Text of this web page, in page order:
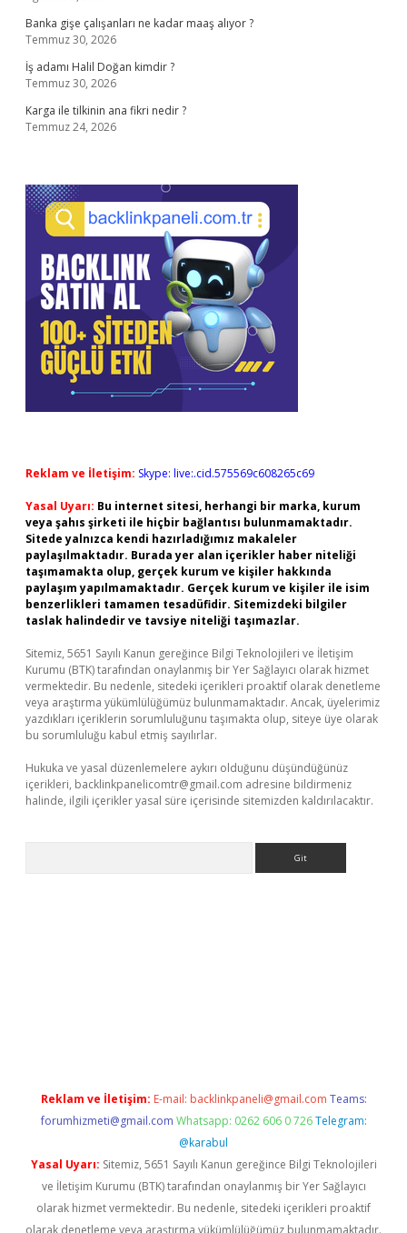
Banka gişe çalışanları ne kadar maaş alıyor ?
Temmuz 30, 2026
İş adamı Halil Doğan kimdir ?
Temmuz 30, 2026
Karga ile tilkinin ana fikri nedir ?
Temmuz 24, 2026
Reklam ve İletişim: Skype: live:.cid.575569c608265c69
Yasal Uyarı: Bu internet sitesi, herhangi bir marka, kurum
veya şahıs şirketi ile hiçbir bağlantısı bulunmamaktadır.
Sitede yalnızca kendi hazırladığımız makaleler
paylaşılmaktadır. Burada yer alan içerikler haber niteliği
taşımamakta olup, gerçek kurum ve kişiler hakkında
paylaşım yapılmamaktadır. Gerçek kurum ve kişiler ile isim
benzerlikleri tamamen tesadüfidir. Sitemizdeki bilgiler
taslak halindedir ve tavsiye niteliği taşımazlar.
Sitemiz, 5651 Sayılı Kanun gereğince Bilgi Teknolojileri ve İletişim
Kurumu (BTK) tarafından onaylanmış bir Yer Sağlayıcı olarak hizmet
vermektedir. Bu nedenle, sitedeki içerikleri proaktif olarak denetleme
veya araştırma yükümlülüğümüz bulunmamaktadır. Ancak, üyelerimiz
yazdıkları içeriklerin sorumluluğunu taşımakta olup, siteye üye olarak
bu sorumluluğu kabul etmiş sayılırlar.
Hukuka ve yasal düzenlemelere aykırı olduğunu düşündüğünüz
içerikleri, backlinkpanelicomtr@gmail.com adresine bildirmeniz
halinde, ilgili içerikler yasal süre içerisinde sitemizden kaldırılacaktır.
Reklam ve İletişim: E-mail: backlinkpaneli@gmail.com Teams:
forumhizmeti@gmail.com Whatsapp: 0262 606 0 726 Telegram:
@karabul
Yasal Uyarı: Sitemiz, 5651 Sayılı Kanun gereğince Bilgi Teknolojileri
ve İletişim Kurumu (BTK) tarafından onaylanmış bir Yer Sağlayıcı
olarak hizmet vermektedir. Bu nedenle, sitedeki içerikleri proaktif
olarak denetleme veya araştırma yükümlülüğümüz bulunmamaktadır.